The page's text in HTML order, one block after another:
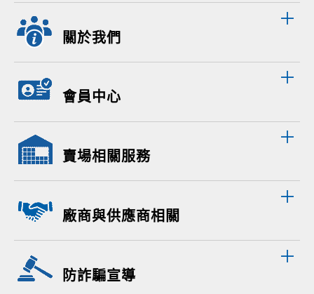
關於我們
會員中心
賣場相關服務
廠商與供應商相關
防詐騙宣導